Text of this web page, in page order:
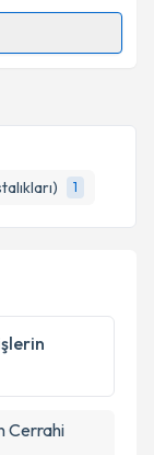
1
belirtilen
Aydınlatma
belirtilen
Cerrahi